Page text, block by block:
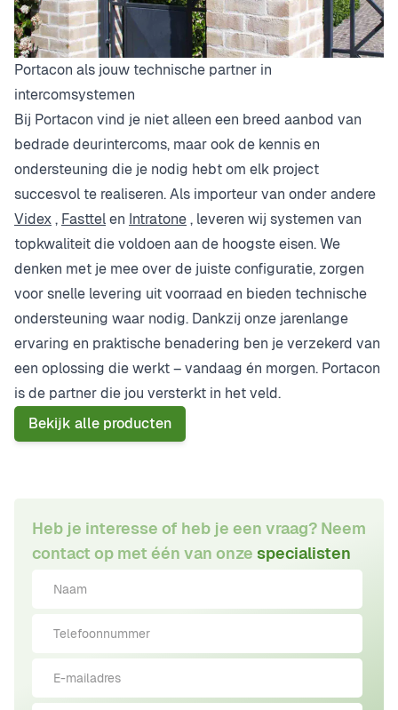
Portacon als jouw technische partner in
intercomsystemen
Bij Portacon vind je niet alleen een breed aanbod van
bedrade deurintercoms, maar ook de kennis en
ondersteuning die je nodig hebt om elk project
succesvol te realiseren. Als importeur van onder andere
Videx, Fasttelen Intratone, leveren wij systemen van
topkwaliteit die voldoen aan de hoogste eisen. We
denken met je mee over de juiste configuratie, zorgen
voor snelle levering uit voorraad en bieden technische
ondersteuning waar nodig. Dankzij onze jarenlange
ervaring en praktische benadering ben je verzekerd van
een oplossing die werkt – vandaag én morgen. Portacon
is de partner die jou versterkt in het veld.
Bekijk alle producten
Heb je interesse of heb je een vraag? Neem
contact op met één van onze specialisten